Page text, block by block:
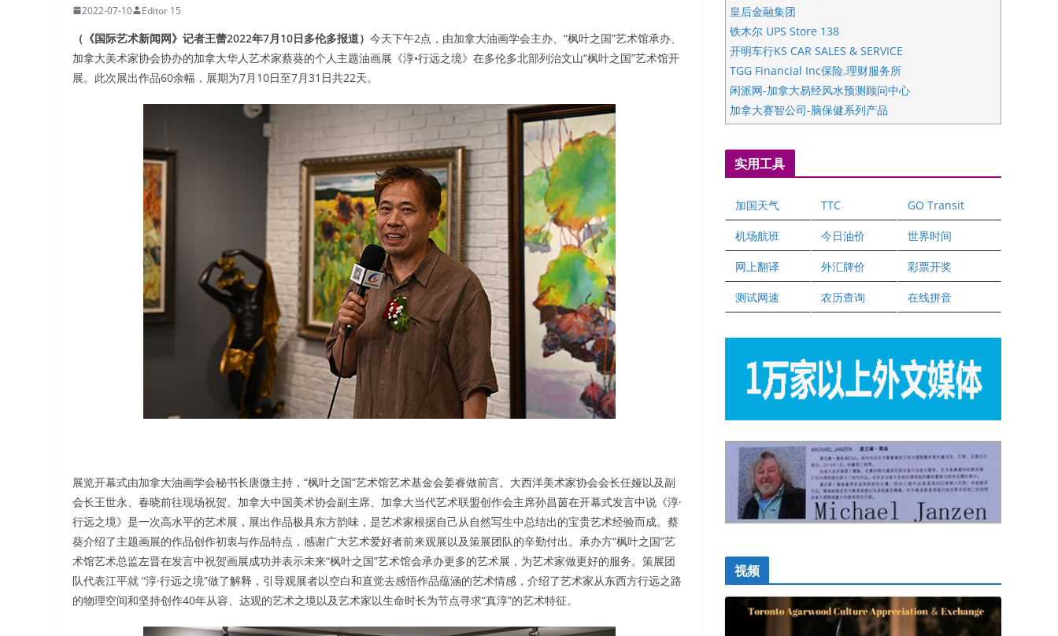
2022-07-10 Editor 15
（《国际艺术新闻网》记者王蕾2022年7月10日多伦多报道） 今天下午2点，由加拿大油画学会主办、“枫叶之国”艺术馆承办、
加拿大美术家协会协办的加拿大华人艺术家蔡葵的个人主题油画展《淳•行远之境》在多伦多北部列治文山“枫叶之国”艺术馆开
展。此次展出作品60余幅，展期为7月10日至7月31日共22天。
展览开幕式由加拿大油画学会秘书长唐微主持，“枫叶之国”艺术馆艺术基金会姜睿做前言。大西洋美术家协会会长任娅以及副
会长王世永、春晓前往现场祝贺。加拿大中国美术协会副主席、加拿大当代艺术联盟创作会主席孙昌茵在开幕式发言中说《淳·
行远之境》是一次高水平的艺术展，展出作品极具东方韵味，是艺术家根据自己从自然写生中总结出的宝贵艺术经验而成。蔡
葵介绍了主题画展的作品创作初衷与作品特点，感谢广大艺术爱好者前来观展以及策展团队的辛勤付出。承办方“枫叶之国”艺
术馆艺术总监左晋在发言中祝贺画展成功并表示未来“枫叶之国”艺术馆会承办更多的艺术展，为艺术家做更好的服务。策展团
队代表江平就 “淳·行远之境”做了解释，引导观展者以空白和直觉去感悟作品蕴涵的艺术情感，介绍了艺术家从东西方行远之路
的物理空间和坚持创作40年从容、达观的艺术之境以及艺术家以生命时长为节点寻求“真淳”的艺术特征。
皇后金融集团
铁木尔 UPS Store 138
开明车行KS CAR SALES & SERVICE
TGG Financial Inc保险.理财服务所
闲派网-加拿大易经风水预测顾问中心
加拿大赛智公司-脑保健系列产品
五星国艺拍卖及评估公司
国际注册执业营养师公会
爱德华连锁酒店万锦分店
健健宝公司
二十一世纪美联地产公司
全球趋势移民留学
盛达资本
正点印艺设计
实用工具
加国天气 TTC GO Transit
机场航班 今日油价 世界时间
网上翻译 外汇牌价 彩票开奖
测试网速 农历查询 在线拼音
视频